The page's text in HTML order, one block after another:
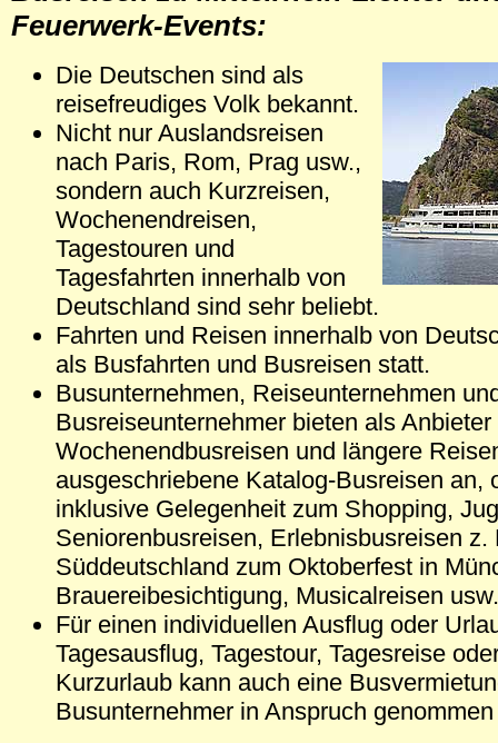
Feuerwerk-Events:
Die Deutschen sind als
reisefreudiges Volk bekannt.
Nicht nur Auslandsreisen
nach Paris, Rom, Prag usw.,
sondern auch Kurzreisen,
Wochenendreisen,
Tagestouren und
Tagesfahrten innerhalb von
Deutschland sind sehr beliebt.
Fahrten und Reisen innerhalb von
als Busfahrten und Busreisen statt.
Busunternehmen, Reiseunternehmen
Busreiseunternehmer bieten als
Wochenendbusreisen und längere
ausgeschriebene Katalog-Busreisen an,
inklusive Gelegenheit zum Shopping,
Seniorenbusreisen, Erlebnisbusreisen z.
Süddeutschland zum Oktoberfest in
Brauereibesichtigung, Musicalreisen usw.
Für einen individuellen Ausflug oder
Tagesausflug, Tagestour, Tagesreise
Kurzurlaub kann auch eine
Busunternehmer in Anspruch